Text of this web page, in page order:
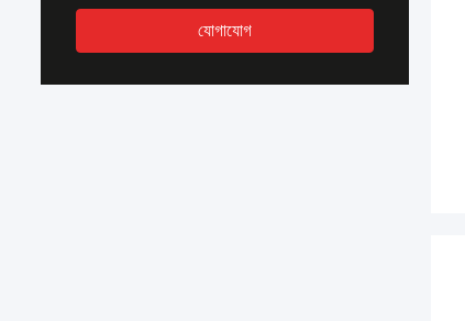
যোগাযোগ